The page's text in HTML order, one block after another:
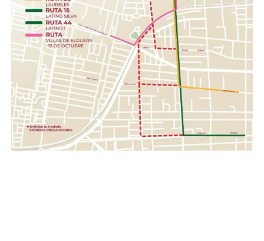
Herramientas .- Pala, pico, guantes, linternas,
cascos, pilas.
Con esta acción, el Gobierno de la Gente, a través del
Sistema DIF Estatal Guanajuato y el Voluntariado de la
Gente, fortalece los valores de solidaridad, empatía y
unión entre las familias guanajuatenses, impulsando una
red de apoyo que permita llevar esperanza y ayuda a
quienes hoy enfrentan una de las situaciones más
complejas de su historia reciente.